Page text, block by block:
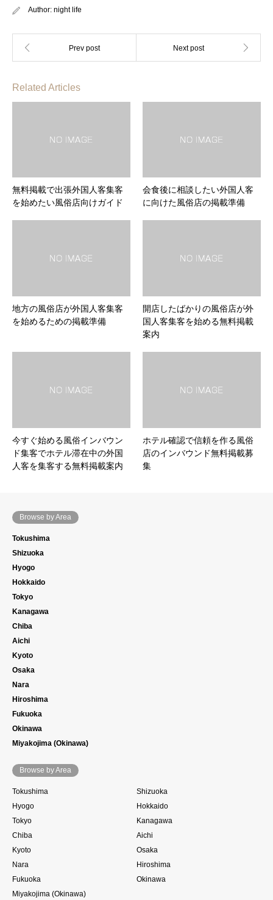
Author: night life
Related Articles
無料掲載で出張外国人客集客
を始めたい風俗店向けガイド
会食後に相談したい外国人客
に向けた風俗店の掲載準備
地方の風俗店が外国人客集客
を始めるための掲載準備
開店したばかりの風俗店が外
国人客集客を始める無料掲載
案内
今すぐ始める風俗インバウン
ド集客でホテル滞在中の外国
人客を集客する無料掲載案内
ホテル確認で信頼を作る風俗
店のインバウンド無料掲載募
集
Browse by Area
Tokushima
Shizuoka
Hyogo
Hokkaido
Tokyo
Kanagawa
Chiba
Aichi
Kyoto
Osaka
Nara
Hiroshima
Fukuoka
Okinawa
Miyakojima (Okinawa)
Browse by Area
Tokushima
Shizuoka
Hyogo
Hokkaido
Tokyo
Kanagawa
Chiba
Aichi
Kyoto
Osaka
Nara
Hiroshima
Fukuoka
Okinawa
Miyakojima (Okinawa)